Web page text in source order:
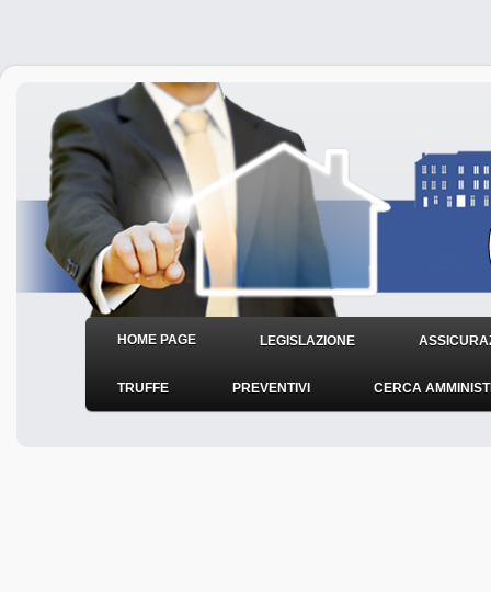
HOME PAGE LEGISLAZIONE
TRUFFE PREVENTIVI CERCA